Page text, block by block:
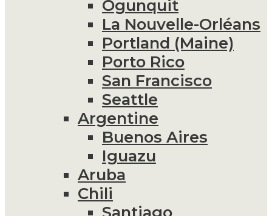
Ogunquit
La Nouvelle-Orléans
Portland (Maine)
Porto Rico
San Francisco
Seattle
Argentine
Buenos Aires
Iguazu
Aruba
Chili
Santiago